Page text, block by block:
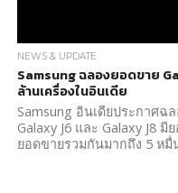
NEWS & UPDATE
Samsung ฉลองยอดขาย
ล้านเครื่องในอินเดีย
Samsung อินเดียประกาศฉ
Galaxy J6 และ Galaxy J8
ยอดขายรวมกันมากถึง 5 หมื่